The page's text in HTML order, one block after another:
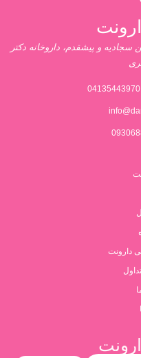
سجادیه و پیشقدم، داروخانه دکتر
04135443970
دارونت